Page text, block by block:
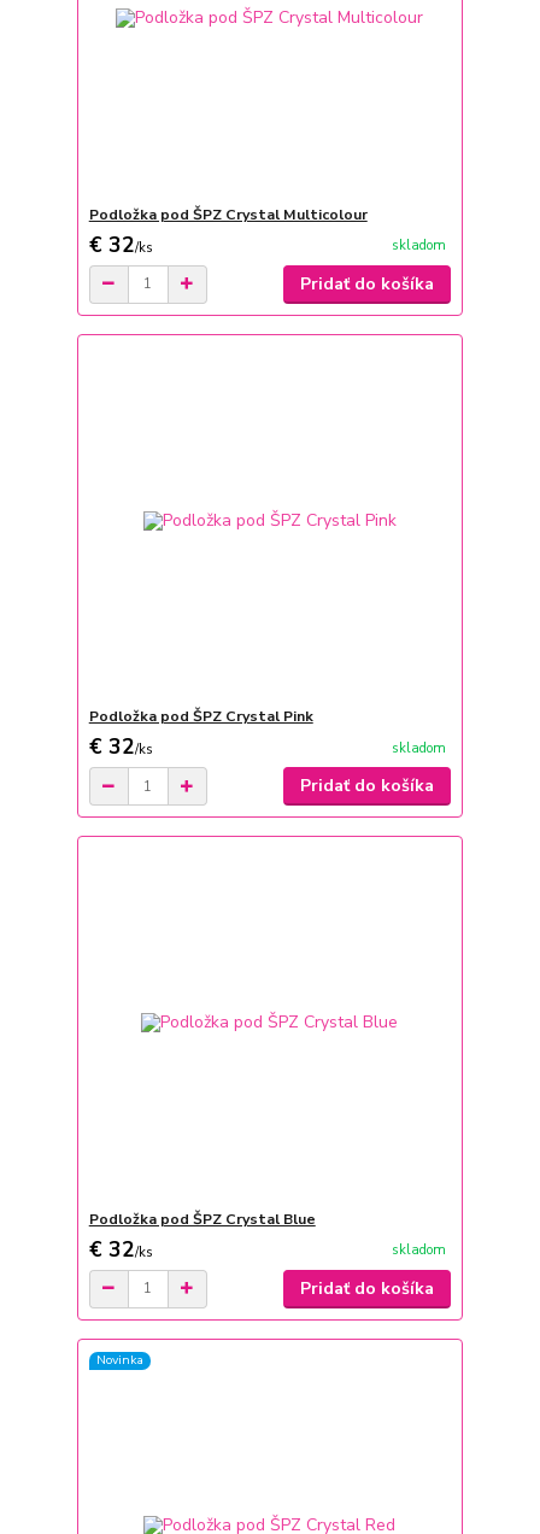
Podložka pod ŠPZ Crystal Multicolour
€ 32/ks skladom
Pridať do košíka
Podložka pod ŠPZ Crystal Pink
€ 32/ks skladom
Pridať do košíka
Podložka pod ŠPZ Crystal Blue
€ 32/ks skladom
Pridať do košíka
Novinka